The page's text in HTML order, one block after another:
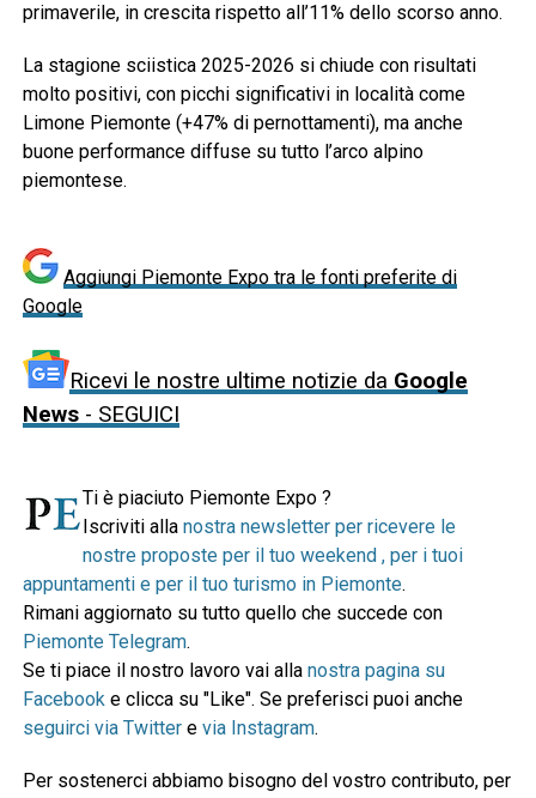
primaverile, in crescita rispetto all’11% dello scorso anno.
La stagione sciistica 2025-2026 si chiude con risultati
molto positivi, con picchi significativi in località come
Limone Piemonte (+47% di pernottamenti), ma anche
buone performance diffuse su tutto l’arco alpino
piemontese.
Aggiungi Piemonte Expo tra le fonti preferite di
Google
Ricevi le nostre ultime notizie da Google
News- SEGUICI
Ti è piaciuto Piemonte Expo ?
Iscriviti alla nostra newsletter per ricevere le
nostre proposte per il tuo weekend , per i tuoi
appuntamenti e per il tuo turismo in Piemonte.
Rimani aggiornato su tutto quello che succede con
Piemonte Telegram.
Se ti piace il nostro lavoro vai alla nostra pagina su
Facebooke clicca su "Like". Se preferisci puoi anche
seguirci via Twittere via Instagram.
Per sostenerci abbiamo bisogno del vostro contributo, per